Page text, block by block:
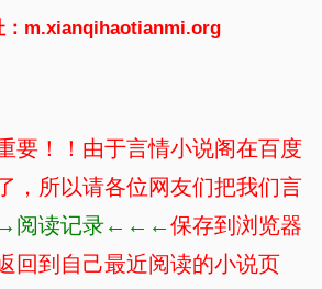
：m.xianqihaotianmi.org
要！！由于言情小说阁在百度
，所以请各位网友们把我们言
读记录←←←保存到浏览器
回到自己最近阅读的小说页